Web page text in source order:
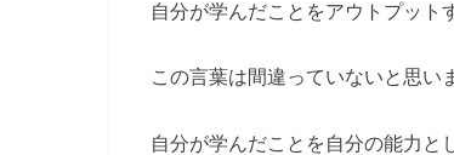
自分が学んだことをアウトプット
この言葉は間違っていないと思い
自分が学んだことを自分の能力と